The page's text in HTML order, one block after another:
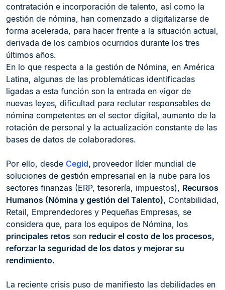
contratación e incorporación de talento, así como la
gestión de nómina, han comenzado a digitalizarse de
forma acelerada, para hacer frente a la situación actual,
derivada de los cambios ocurridos durante los tres
últimos años.
En lo que respecta a la gestión de Nómina, en América
Latina, algunas de las problemáticas identificadas
ligadas a esta función son la entrada en vigor de
nuevas leyes, dificultad para reclutar responsables de
nómina competentes en el sector digital, aumento de la
rotación de personal y la actualización constante de las
bases de datos de colaboradores.
Por ello, desde Cegid, proveedor líder mundial de
soluciones de gestión empresarial en la nube para los
sectores finanzas (ERP, tesorería, impuestos), Recursos
Humanos (Nómina y gestión del Talento), Contabilidad,
Retail, Emprendedores y Pequeñas Empresas, se
considera que, para los equipos de Nómina, los
principales retos son reducir el costo de los procesos,
reforzar la seguridad de los datos y mejorar su
rendimiento.
La reciente crisis puso de manifiesto las debilidades en